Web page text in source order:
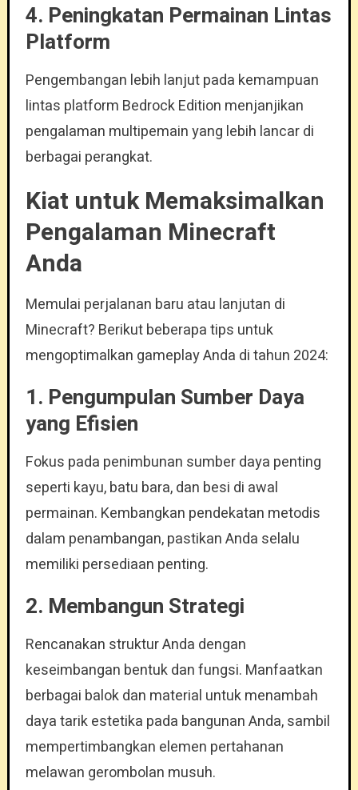
4. Peningkatan Permainan Lintas
Platform
Pengembangan lebih lanjut pada kemampuan
lintas platform Bedrock Edition menjanjikan
pengalaman multipemain yang lebih lancar di
berbagai perangkat.
Kiat untuk Memaksimalkan
Pengalaman Minecraft
Anda
Memulai perjalanan baru atau lanjutan di
Minecraft? Berikut beberapa tips untuk
mengoptimalkan gameplay Anda di tahun 2024:
1. Pengumpulan Sumber Daya
yang Efisien
Fokus pada penimbunan sumber daya penting
seperti kayu, batu bara, dan besi di awal
permainan. Kembangkan pendekatan metodis
dalam penambangan, pastikan Anda selalu
memiliki persediaan penting.
2. Membangun Strategi
Rencanakan struktur Anda dengan
keseimbangan bentuk dan fungsi. Manfaatkan
berbagai balok dan material untuk menambah
daya tarik estetika pada bangunan Anda, sambil
mempertimbangkan elemen pertahanan
melawan gerombolan musuh.